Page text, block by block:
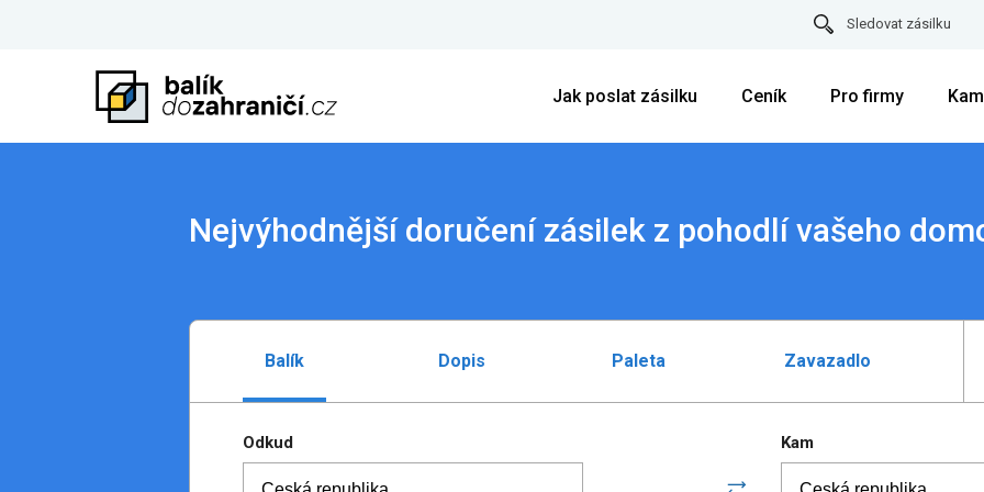
Sledovat zásilku
Jak poslat zásilku Ceník Pro firmy
Nejvýhodnější doručení zásilek z pohodlí vašeho
Balík Dopis Paleta Zavazadlo
Odkud Kam